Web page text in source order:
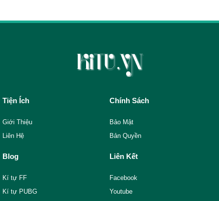
Tiện Ích
Giới Thiệu
Liên Hệ
Chính Sách
Bảo Mật
Bản Quyền
Blog
Kí tự FF
Kí tự PUBG
Liên Kết
Facebook
Youtube